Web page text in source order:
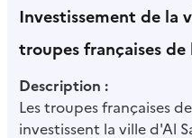
Investissement de la
troupes françaises
Description :
Les troupes françaises
investissent la ville d'Al